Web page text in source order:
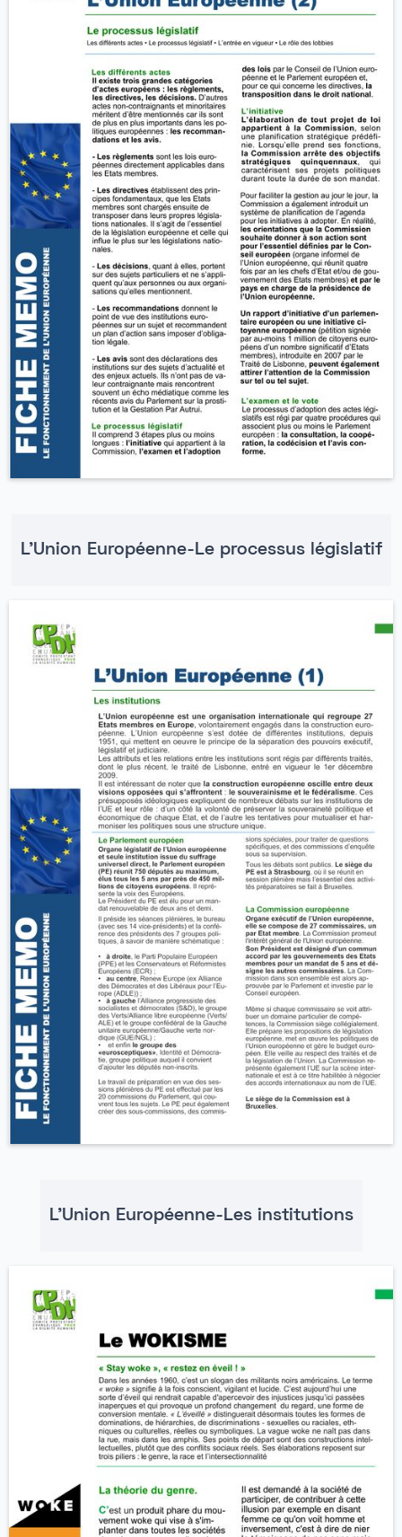
L'Union Européenne-Le processus législatif
L'Union Européenne-Les institutions